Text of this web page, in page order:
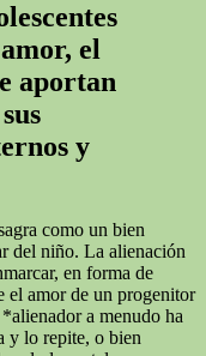
el
aportan
y
como un bien
del niño. La alienación
en forma de
el amor de un progenitor
a menudo ha
y lo repite, o bien